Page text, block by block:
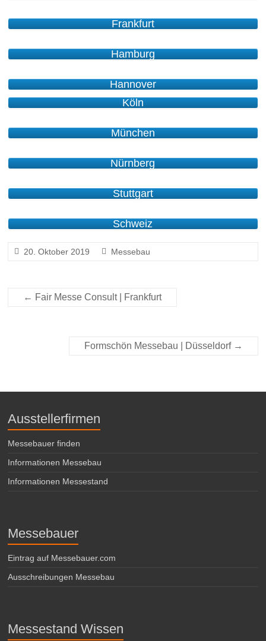
Frankfurt
Hamburg
Hannover
Köln
München
Nürnberg
Stuttgart
Schweiz
20. Oktober 2019 Messebau
← Fair Messe Consult | Frankfurt
Formschön Messebau | Düsseldorf →
Ausstellerfirmen
Messebauer finden
Informationen Messebau
Informationen Messestand
Messebauer
Eintrag auf Messebauer.com
Ausschreibungen Messebau
Messestand Wissen